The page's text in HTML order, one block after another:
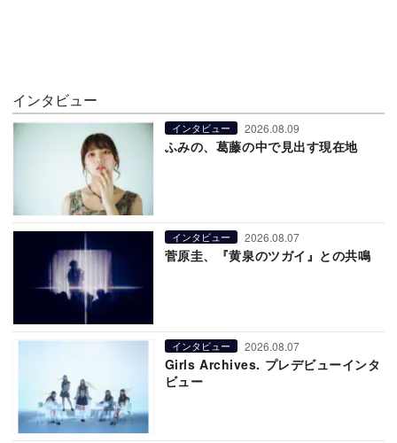
インタビュー
インタビュー 2026.08.09
ふみの、葛藤の中で見出す現在地
インタビュー 2026.08.07
菅原圭、『黄泉のツガイ』との共鳴
インタビュー 2026.08.07
Girls Archives. プレデビューインタ
ビュー